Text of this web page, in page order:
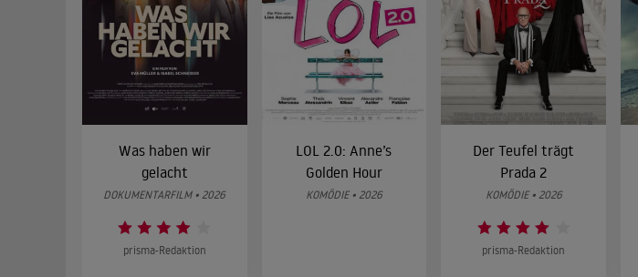
Was haben wir
gelacht
DOKUMENTARFILM • 2026
prisma-Redaktion
LOL 2.0: Anne’s
Golden Hour
KOMÖDIE • 2026
Der Teufel trägt
Prada 2
KOMÖDIE • 2026
prisma-Redaktion